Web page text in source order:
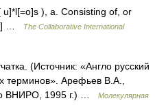
), a. Consisting of, or
…
The Collaborative International
(Источник: «Англо русский
терминов». Арефьев В.А.,
ВНИРО, 1995 г.) …
Молекулярная